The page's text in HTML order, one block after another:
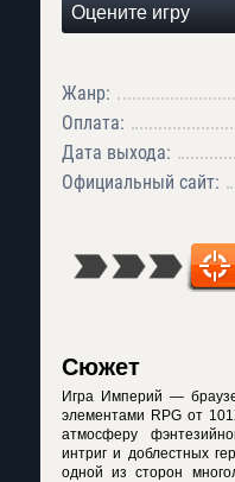
Оцените игру
Жанр:
Оплата:
Дата выхода:
Официальный сайт:
Сюжет
Игра Империй —
элементами RPG от
атмосферу
интриг и доблестных
одной из сторон